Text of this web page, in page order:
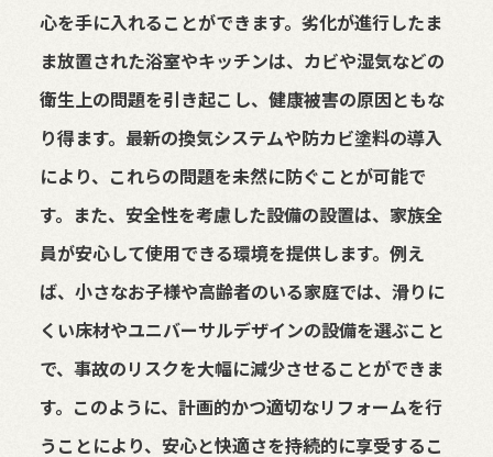
心を手に入れることができます。劣化が進行したま
ま放置された浴室やキッチンは、カビや湿気などの
衛生上の問題を引き起こし、健康被害の原因ともな
り得ます。最新の換気システムや防カビ塗料の導入
により、これらの問題を未然に防ぐことが可能で
す。また、安全性を考慮した設備の設置は、家族全
員が安心して使用できる環境を提供します。例え
ば、小さなお子様や高齢者のいる家庭では、滑りに
くい床材やユニバーサルデザインの設備を選ぶこと
で、事故のリスクを大幅に減少させることができま
す。このように、計画的かつ適切なリフォームを行
うことにより、安心と快適さを持続的に享受するこ